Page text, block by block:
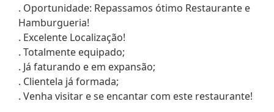
. Oportunidade: Repassamos ótimo Restaurante e
Hamburgueria!
. Excelente Localização!
. Totalmente equipado;
. Já faturando e em expansão;
. Clientela já formada;
. Venha visitar e se encantar com este restaurante!